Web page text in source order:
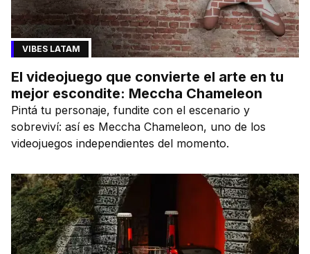
VIBES LATAM
El videojuego que convierte el arte en tu
mejor escondite: Meccha Chameleon
Pintá tu personaje, fundite con el escenario y
sobreviví: así es Meccha Chameleon, uno de los
videojuegos independientes del momento.